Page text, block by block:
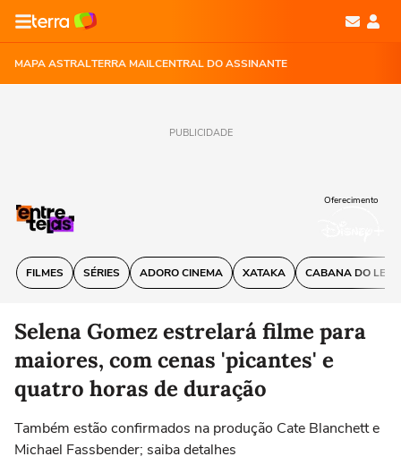
MAPA ASTRALTERRA MAILCENTRAL DO ASSINANTE
PUBLICIDADE
FILMES SÉRIES ADORO CINEMA XATAKA CABANA DO
Oferecimento
Selena Gomez estrelará filme para
maiores, com cenas 'picantes' e
quatro horas de duração
Também estão confirmados na produção Cate Blanchett e
Michael Fassbender; saiba detalhes